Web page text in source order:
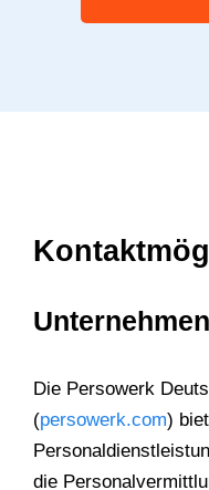
Unternehmen
Die Persowerk
(persowerk.com)
die